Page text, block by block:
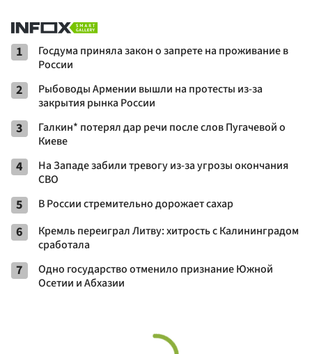
1
Госдума приняла закон о запрете на проживание в
России
2
Рыбоводы Армении вышли на протесты из-за
закрытия рынка России
3
Галкин* потерял дар речи после слов Пугачевой о
Киеве
4
На Западе забили тревогу из-за угрозы окончания
СВО
5 В России стремительно дорожает сахар
6
Кремль переиграл Литву: хитрость с Калининградом
сработала
7
Одно государство отменило признание Южной
Осетии и Абхазии